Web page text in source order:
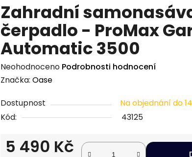
Zahradní
čerpadlo - ProMax
Automatic 3500
Průměrné
hodnocení
je
0,0
Neohodnoceno Podrobnosti hodnocení
Značka: Oase
Dostupnost
Na objednání do
Kód:
43125
5 490 Kč